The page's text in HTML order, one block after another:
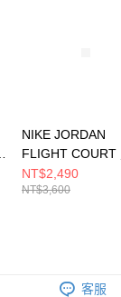
NIKE JORDAN
FLIGHT COURT
球鞋 HF3255040
NT$2,490
NT$3,600
客服